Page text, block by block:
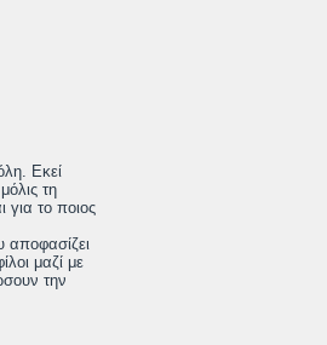
Εκεί
τη
για το ποιος
αποφασίζει
μαζί με
την